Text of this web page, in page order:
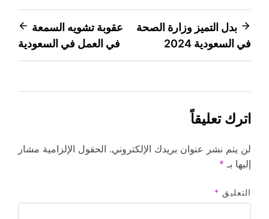
تصفّح
المقالات
بدل التميز وزارة الصحة
في السعودية 2024
عقوبة تشويه السمعة
في العمل في السعودية
اترك تعليقاً
لن يتم نشر عنوان بريدك الإلكتروني. الحقول الإلزامية مشار
إليها بـ *
التعليق *